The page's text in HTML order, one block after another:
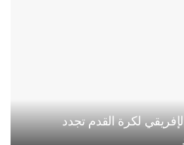
الإفريقي لكرة القدم تجدد